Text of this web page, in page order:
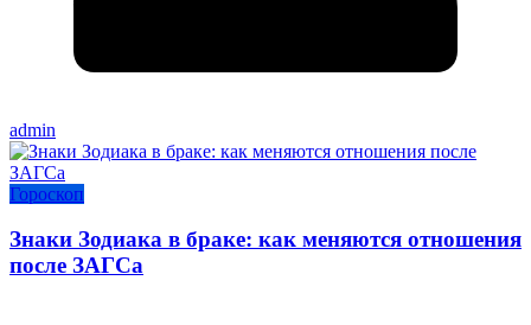
admin
Гороскоп
Знаки Зодиака в браке: как меняются отношения
после ЗАГСа